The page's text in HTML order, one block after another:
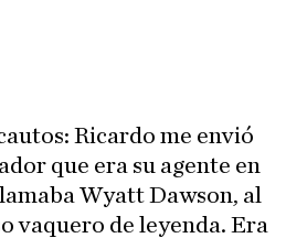
Ricardo me envió
que era su agente en
Wyatt Dawson, al
vaquero de leyenda. Era